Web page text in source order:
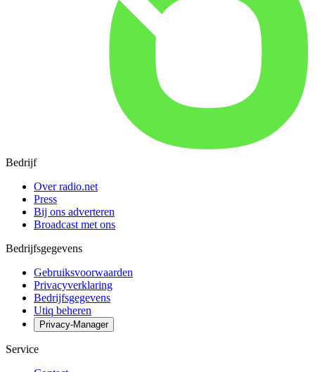
Bedrijf
Over radio.net
Press
Bij ons adverteren
Broadcast met ons
Bedrijfsgegevens
Gebruiksvoorwaarden
Privacyverklaring
Bedrijfsgegevens
Utiq beheren
Privacy-Manager
Service